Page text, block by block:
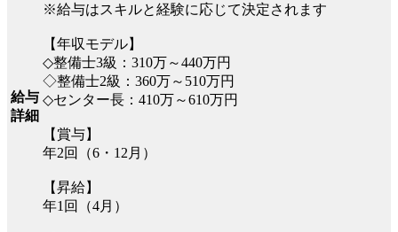
給与
詳細
※給与はスキルと経験に応じて決定されます
【年収モデル】
◇整備士3級：310万～440万円
◇整備士2級：360万～510万円
◇センター長：410万～610万円
【賞与】
年2回（6・12月）
【昇給】
年1回（4月）